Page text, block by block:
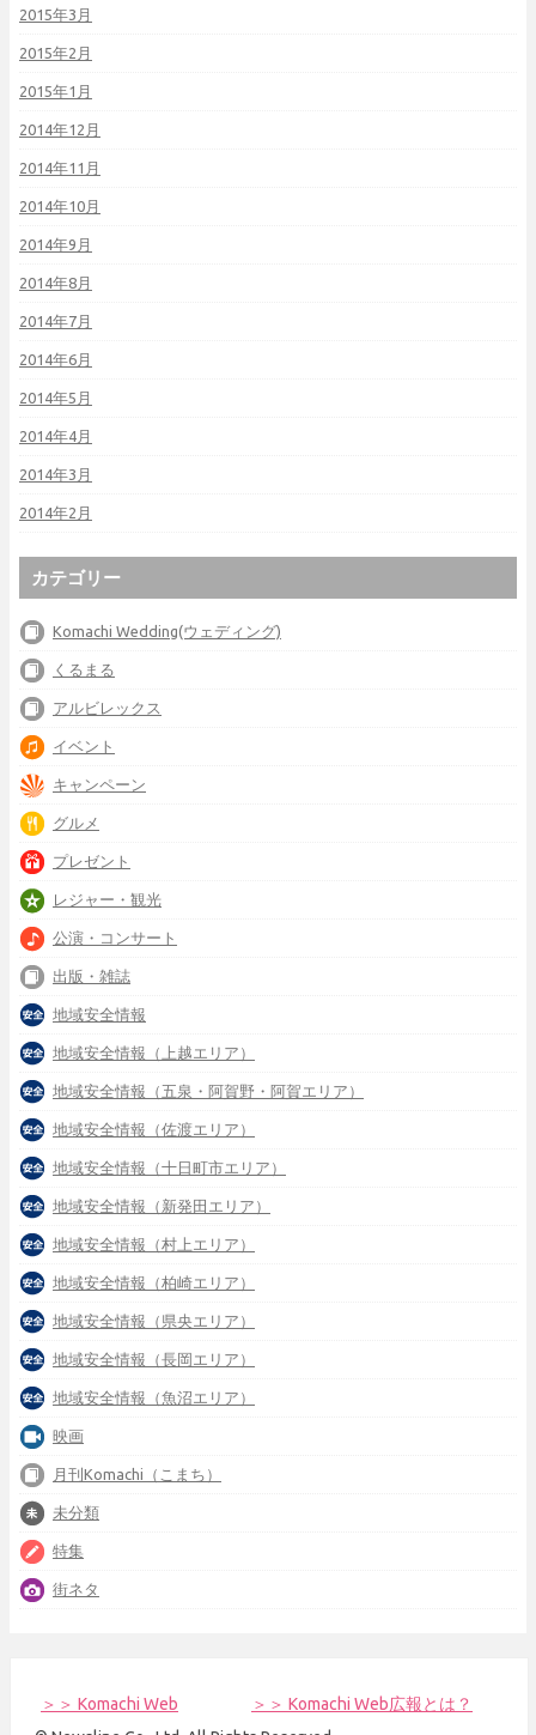
2015年3月
2015年2月
2015年1月
2014年12月
2014年11月
2014年10月
2014年9月
2014年8月
2014年7月
2014年6月
2014年5月
2014年4月
2014年3月
2014年2月
カテゴリー
Komachi Wedding(ウェディング)
くるまる
アルビレックス
イベント
キャンペーン
グルメ
プレゼント
レジャー・観光
公演・コンサート
出版・雑誌
地域安全情報
地域安全情報（上越エリア）
地域安全情報（五泉・阿賀野・阿賀エリア）
地域安全情報（佐渡エリア）
地域安全情報（十日町市エリア）
地域安全情報（新発田エリア）
地域安全情報（村上エリア）
地域安全情報（柏崎エリア）
地域安全情報（県央エリア）
地域安全情報（長岡エリア）
地域安全情報（魚沼エリア）
映画
月刊Komachi（こまち）
未分類
特集
街ネタ
＞＞ Komachi Web
＞＞ Komachi Web広報とは？